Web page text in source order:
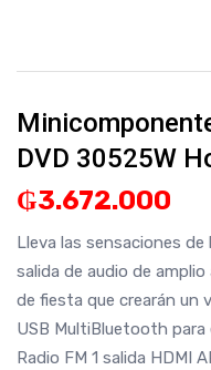
DVD 30525W
₲3.672.000
Lleva las sensaciones
salida de audio de
de fiesta que crearán un
USB MultiBluetooth
Radio FM 1 salida HDMI